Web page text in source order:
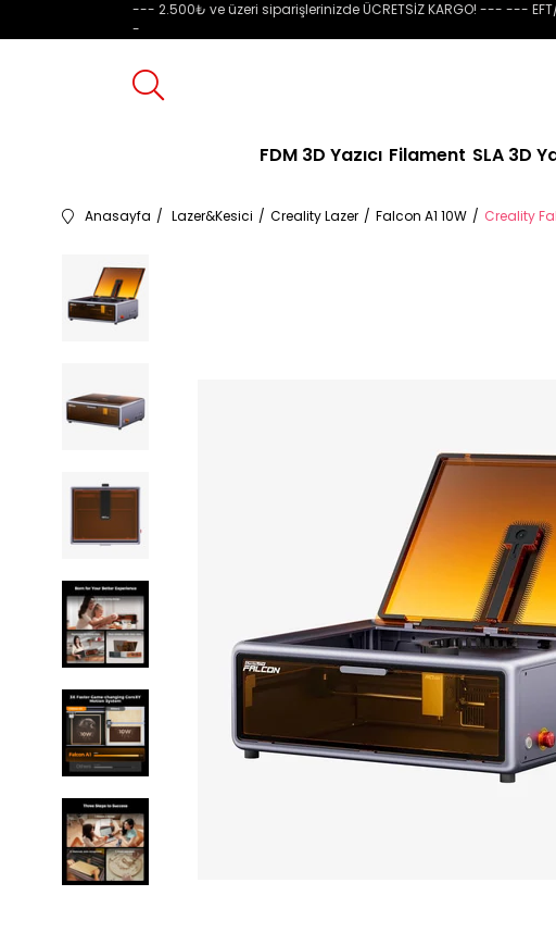
--- 2.500₺ ve üzeri siparişlerinizde ÜCRETSİZ KARGO! --- ---
-
FDM 3D Yazıcı Filament SLA 3D
Anasayfa Lazer&Kesici Creality Lazer Falcon A1 10W Creality